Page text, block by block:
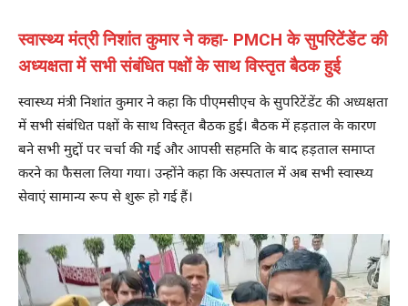
स्वास्थ्य मंत्री निशांत कुमार ने कहा- PMCH के सुपरिटेंडेंट की
अध्यक्षता में सभी संबंधित पक्षों के साथ विस्तृत बैठक हुई
स्वास्थ्य मंत्री निशांत कुमार ने कहा कि पीएमसीएच के सुपरिटेंडेंट की अध्यक्षता
में सभी संबंधित पक्षों के साथ विस्तृत बैठक हुई। बैठक में हड़ताल के कारण
बने सभी मुद्दों पर चर्चा की गई और आपसी सहमति के बाद हड़ताल समाप्त
करने का फैसला लिया गया। उन्होंने कहा कि अस्पताल में अब सभी स्वास्थ्य
सेवाएं सामान्य रूप से शुरू हो गई हैं।